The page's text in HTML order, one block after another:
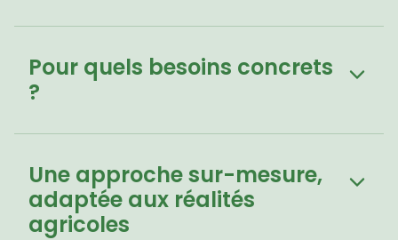
Pour quels besoins concrets
?
Une approche sur-mesure,
adaptée aux réalités
agricoles